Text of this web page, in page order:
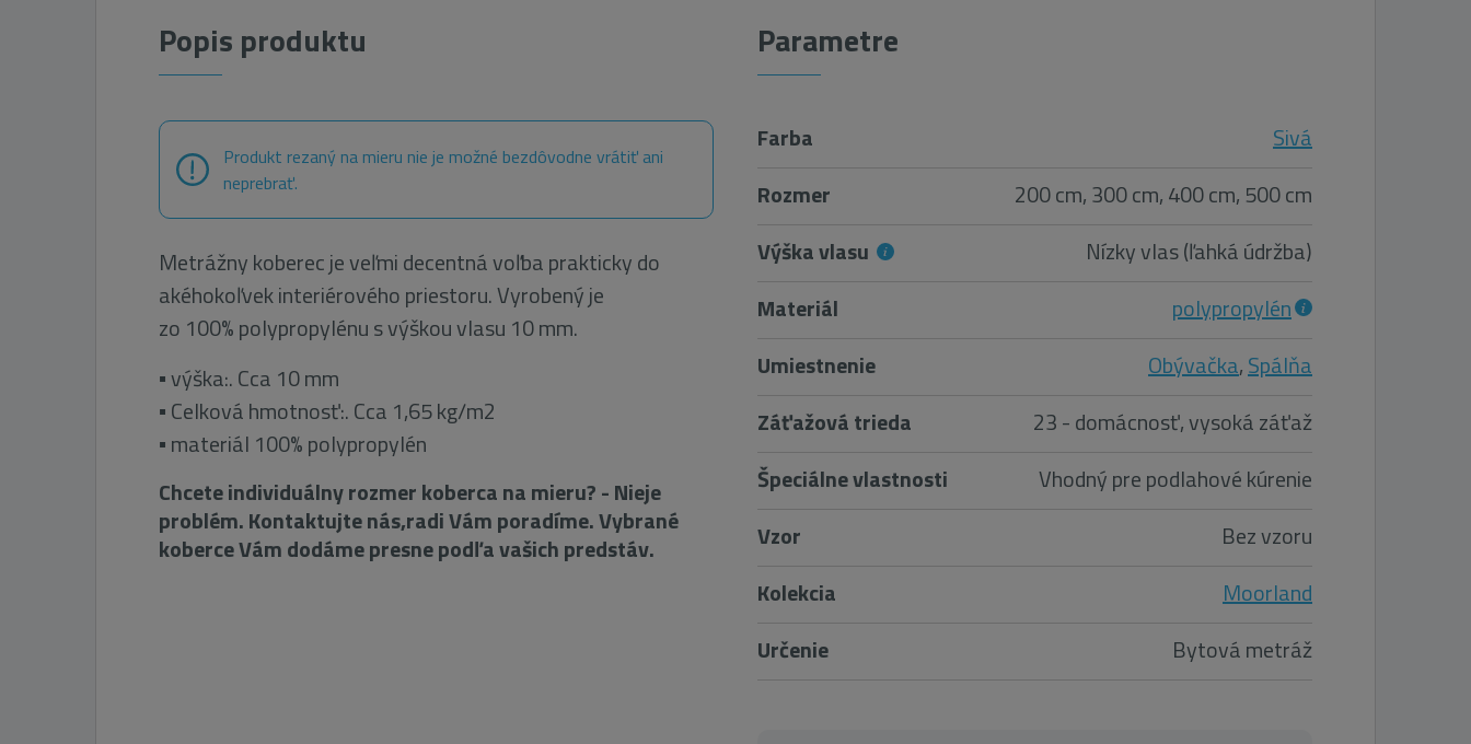
Popis produktu
Produkt rezaný na mieru nie je možné bezdôvodne vrátiť ani
neprebrať.
Metrážny koberec je veľmi decentná voľba prakticky do
akéhokoľvek interiérového priestoru. Vyrobený je
zo 100% polypropylénu s výškou vlasu 10 mm.
▪ výška:. Cca 10 mm
▪ Celková hmotnosť:. Cca 1,65 kg/m2
▪ materiál 100%polypropylén
Chcete individuálny rozmer koberca na mieru? - Nieje
problém. Kontaktujte nás,radi Vám poradíme. Vybrané
koberce Vám dodáme presne podľa vašich predstáv.
Parametre
Farba
Sivá
Rozmer
200 cm, 300 cm, 400 cm, 500 cm
Výška vlasu
Nízky vlas (ľahká údržba)
Materiál
polypropylén
Umiestnenie
Obývačka,Spálňa
Záťažová trieda
23 - domácnosť, vysoká záťaž
Špeciálne vlastnosti
Vhodný pre podlahové kúrenie
Vzor
Bez vzoru
Kolekcia
Moorland
Určenie
Bytová metráž